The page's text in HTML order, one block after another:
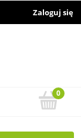
Zaloguj się